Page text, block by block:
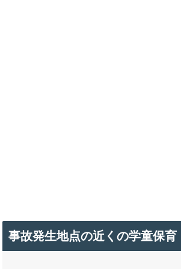
事故発生地点の近くの学童保育